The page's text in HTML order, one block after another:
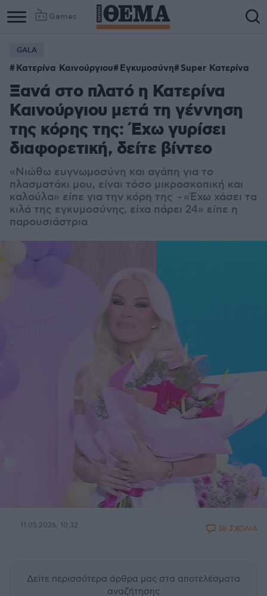
Games
Column
1
Column
2
GALA
Κατερίνα Καινούργιου Εγκυμοσύνη Super Κατερίνα
Ξανά στο πλατό η Κατερίνα
Καινούργιου μετά τη γέννηση
της κόρης της: Έχω γυρίσει
διαφορετική, δείτε βίντεο
«Νιώθω ευγνωμοσύνη και αγάπη για το
πλασματάκι μου, είναι τόσο μικροσκοπική και
καλούλα» είπε για την κόρη της - «Έχω χάσει τα
κιλά της εγκυμοσύνης, είχα πάρει 24» είπε η
παρουσιάστρια
11.05.2026, 10:32 38 ΣΧΟΛΙΑ
Δείτε περισσότερα άρθρα μας στα αποτελέσματα
αναζήτησης